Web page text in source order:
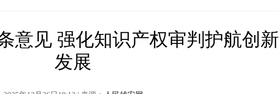
意见 强化知识产权审判护航创新
发展